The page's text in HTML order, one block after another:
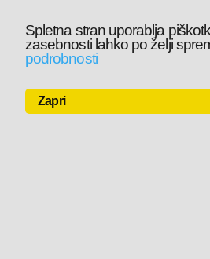
Spletna stran uporablja
zasebnosti lahko po želji
podrobnosti
Zapri